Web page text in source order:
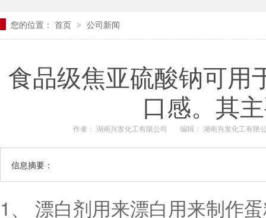
您的位置： 首页 > 公司新闻
食品级焦亚硫酸钠可用
口感。其
作者： 湖南兴发化工有限公司 编辑： 湖南兴发化工有限
信息摘要：
1、 漂白剂用来漂白用来制作